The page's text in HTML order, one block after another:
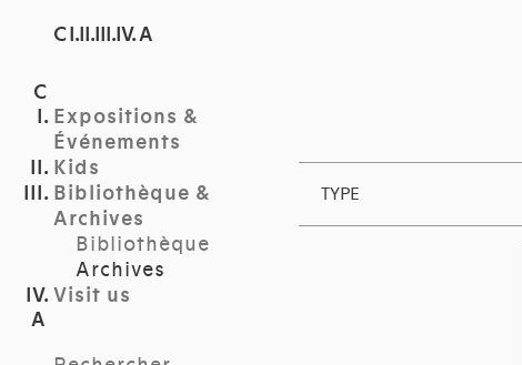
C I.II.III.IV. A
Expositions &
Événements
Kids
Bibliothèque &
Archives
Bibliothèque
Archives
Visit us
TYPE